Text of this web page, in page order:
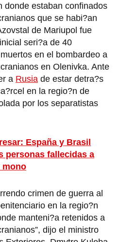
donde estaban confinados
que se habi?an
de Mariupol fue
seri?a de 40
en el bombardeo a
en Olenivka. Ante
a Rusia de estar detra?s
en la regio?n de
por los separatistas
España y Brasil
personas fallecidas a
mono
crimen de guerra al
en la regio?n
manteni?a retenidos a
dijo el ministro